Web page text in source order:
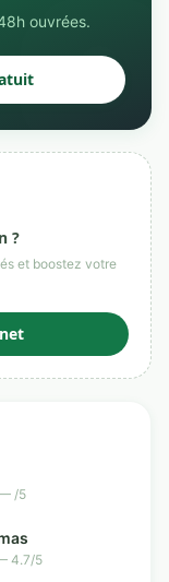
ouvrées.
?
et boostez votre
— /5
4.7/5